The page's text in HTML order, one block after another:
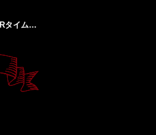
西中島BARおれたこBARタイムすたーと！